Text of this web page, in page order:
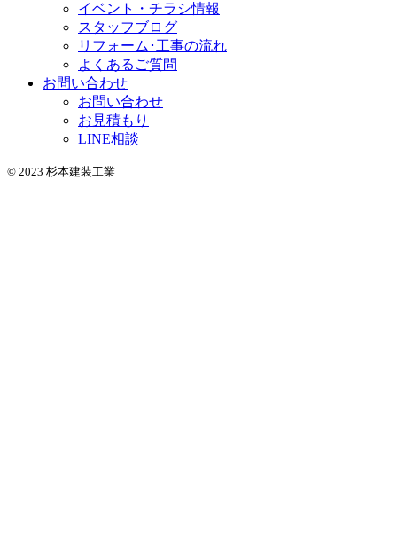
イベント・チラシ情報
スタッフブログ
リフォーム･工事の流れ
よくあるご質問
お問い合わせ
お問い合わせ
お見積もり
LINE相談
© 2023 杉本建装工業